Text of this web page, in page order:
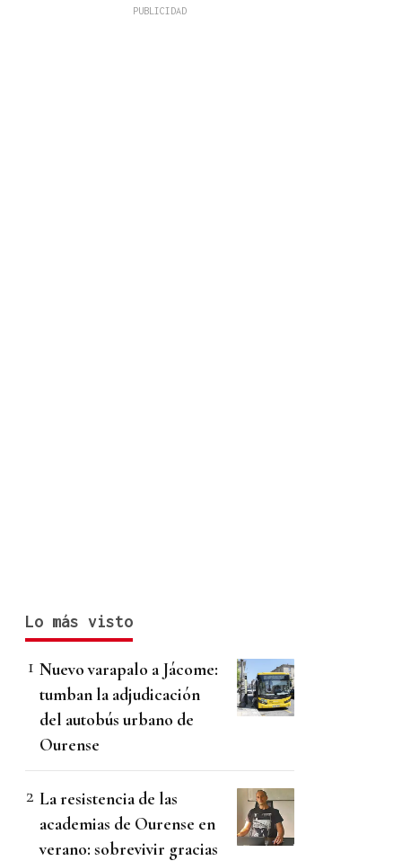
Lo más visto
Nuevo varapalo a Jácome:
tumban la adjudicación
del autobús urbano de
Ourense
La resistencia de las
academias de Ourense en
verano: sobrevivir gracias